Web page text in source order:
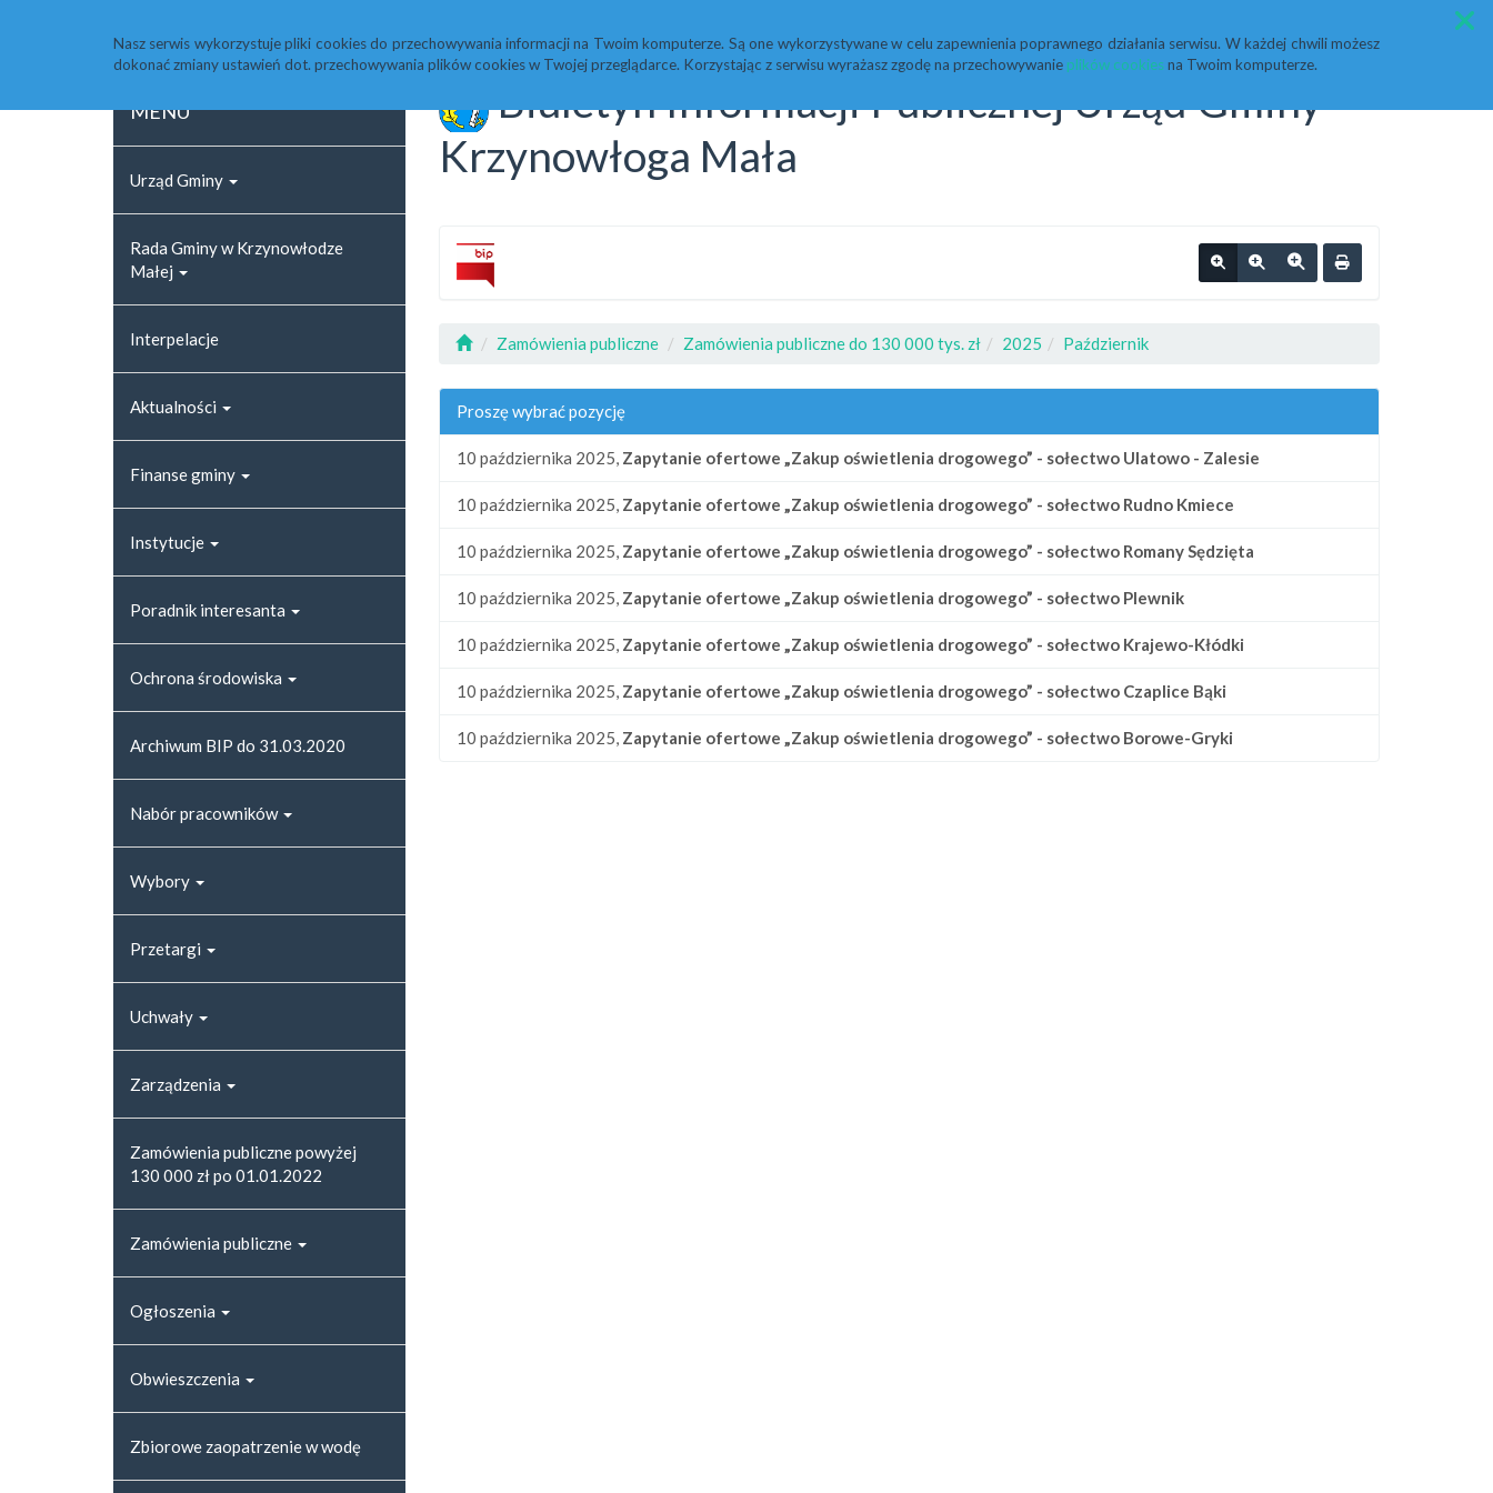
Nasz serwis wykorzystuje pliki cookies do przechowywania informacji na Twoim komputerze. Są one wykorzystywane w celu zapewnienia poprawnego działania serwisu. W każdej chwili możesz
dokonać zmiany ustawień dot. przechowywania plików cookies w Twojej przeglądarce. Korzystając z serwisu wyrażasz zgodę na przechowywanie plików cookiesna Twoim komputerze.
MENU
Urząd Gminy
Rada Gminy w Krzynowłodze
Małej
Interpelacje
Aktualności
Finanse gminy
Instytucje
Poradnik interesanta
Ochrona środowiska
Archiwum BIP do 31.03.2020
Nabór pracowników
Wybory
Przetargi
Uchwały
Zarządzenia
Zamówienia publiczne powyżej
130 000 zł po 01.01.2022
Zamówienia publiczne
Ogłoszenia
Obwieszczenia
Zbiorowe zaopatrzenie w wodę
Biuletyn Informacji Publicznej Urząd Gminy
Krzynowłoga Mała
Zamówienia publiczne Zamówienia publiczne do 130 000 tys. zł 2025 Październik
Proszę wybrać pozycję
10 października 2025, Zapytanie ofertowe „Zakup oświetlenia drogowego” - sołectwo Ulatowo - Zalesie
10 października 2025, Zapytanie ofertowe „Zakup oświetlenia drogowego” - sołectwo Rudno Kmiece
10 października 2025, Zapytanie ofertowe „Zakup oświetlenia drogowego” - sołectwo Romany Sędzięta
10 października 2025, Zapytanie ofertowe „Zakup oświetlenia drogowego” - sołectwo Plewnik
10 października 2025, Zapytanie ofertowe „Zakup oświetlenia drogowego” - sołectwo Krajewo-Kłódki
10 października 2025, Zapytanie ofertowe „Zakup oświetlenia drogowego” - sołectwo Czaplice Bąki
10 października 2025, Zapytanie ofertowe „Zakup oświetlenia drogowego” - sołectwo Borowe-Gryki